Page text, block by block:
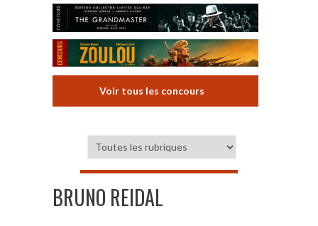
Voir tous les concours
BRUNO REIDAL